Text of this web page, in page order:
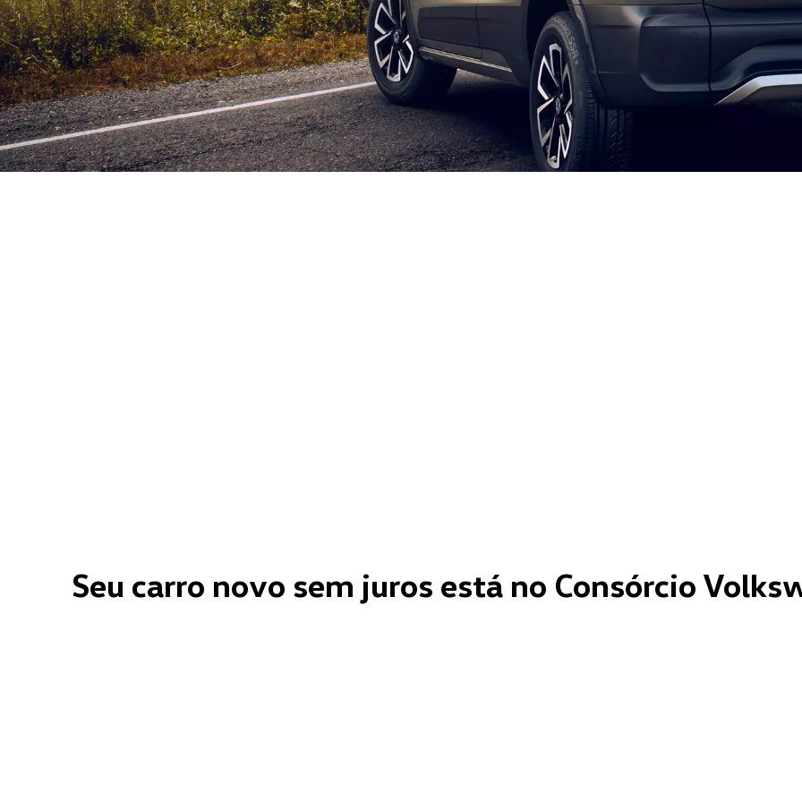
Seu carro novo sem juros está no Consórcio